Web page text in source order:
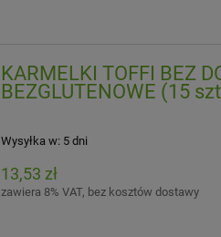
KARMELKI TOFFI BEZ
BEZGLUTENOWE (15
Wysyłka w: 5 dni
13,53 zł
zawiera 8% VAT, bez kosztów dostawy